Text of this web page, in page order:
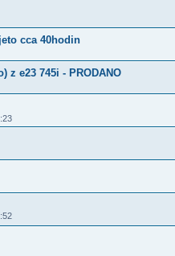
cca 40hodin
z e23 745i - PRODANO